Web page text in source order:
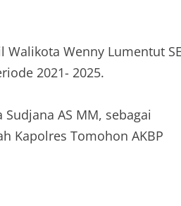
Walikota Wenny Lumentut
2021- 2025.
AS MM, sebagai
Kapolres Tomohon AKBP